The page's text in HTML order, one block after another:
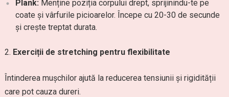
Plank: Menține poziția corpului drept, sprijinindu-te pe
coate și vârfurile picioarelor. Începe cu 20-30 de secunde
și crește treptat durata.
Exerciții de stretching pentru flexibilitate
Întinderea mușchilor ajută la reducerea tensiunii și rigidității
care pot cauza dureri.